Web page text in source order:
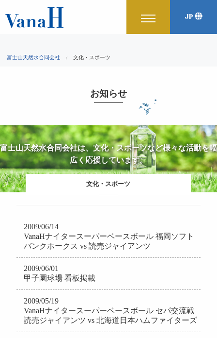
JP
富士山天然水合同会社 文化・スポーツ
お知らせ
富士山天然水合同会社は、文化・スポーツなど様々な活動を幅
広く応援しています。
文化・スポーツ
2009/06/14
VanaHナイタースーパーベースボール 福岡ソフト
バンクホークス vs 読売ジャイアンツ
2009/06/01
甲子園球場 看板掲載
2009/05/19
VanaHナイタースーパーベースボール セパ交流戦
読売ジャイアンツ vs 北海道日本ハムファイターズ